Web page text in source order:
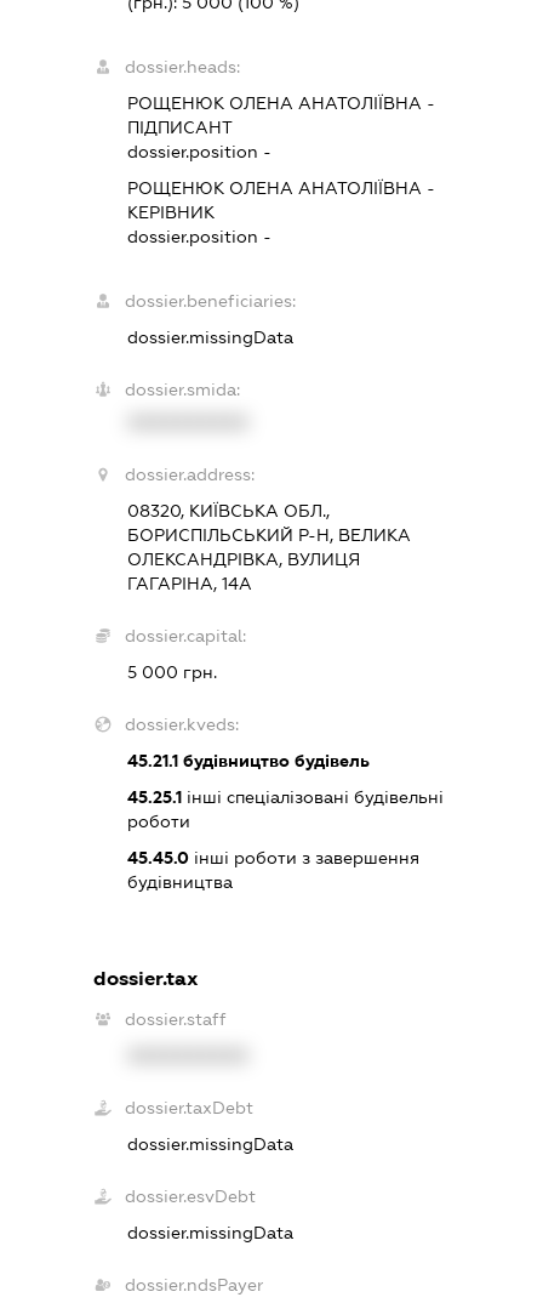
dossier.heads:
РОЩЕНЮК ОЛЕНА АНАТОЛІЇВНА -
ПІДПИСАНТ
dossier.position -
РОЩЕНЮК ОЛЕНА АНАТОЛІЇВНА -
КЕРІВНИК
dossier.position -
dossier.beneficiaries:
dossier.missingData
dossier.smida:
dossier.address:
08320, КИЇВСЬКА ОБЛ.,
БОРИСПІЛЬСЬКИЙ Р-Н, ВЕЛИКА
ОЛЕКСАНДРІВКА, ВУЛИЦЯ
ГАГАРІНА, 14А
dossier.capital:
5 000 грн.
dossier.kveds:
45.21.1будівництво будівель
45.25.1інші спеціалізовані будівельні
роботи
45.45.0інші роботи з завершення
будівництва
dossier.tax
dossier.staff
dossier.taxDebt
dossier.missingData
dossier.esvDebt
dossier.missingData
dossier.ndsPayer